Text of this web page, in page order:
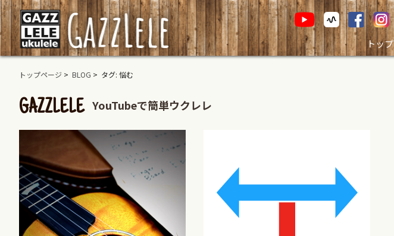
トップ
トップページ > BLOG > タグ: 悩む
GAZZLELE YouTubeで簡単ウクレレ